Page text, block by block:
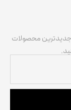
جدیدترین محصولات